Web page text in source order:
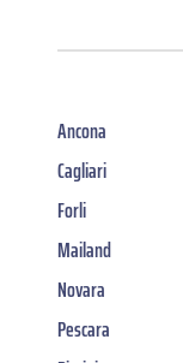
Ancona
Cagliari
Forli
Mailand
Novara
Pescara